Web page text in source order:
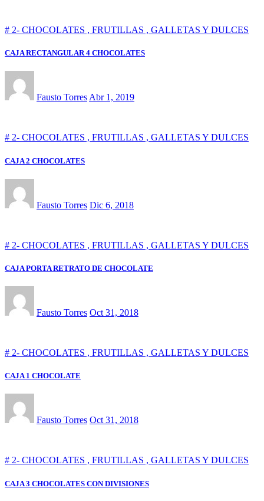
# 2- CHOCOLATES , FRUTILLAS , GALLETAS Y DULCES
CAJA RECTANGULAR 4 CHOCOLATES
Fausto TorresAbr 1, 2019
# 2- CHOCOLATES , FRUTILLAS , GALLETAS Y DULCES
CAJA 2 CHOCOLATES
Fausto Torres Dic 6, 2018
# 2- CHOCOLATES , FRUTILLAS , GALLETAS Y DULCES
CAJA PORTA RETRATO DE CHOCOLATE
Fausto Torres Oct 31, 2018
# 2- CHOCOLATES , FRUTILLAS , GALLETAS Y DULCES
CAJA 1 CHOCOLATE
Fausto Torres Oct 31, 2018
# 2- CHOCOLATES , FRUTILLAS , GALLETAS Y DULCES
CAJA 3 CHOCOLATES CON DIVISIONES